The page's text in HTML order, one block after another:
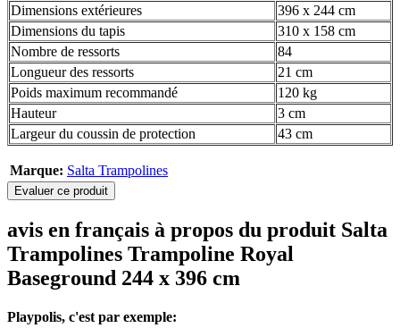
Dimensions extérieures
396 x 244 cm
Dimensions du tapis
310 x 158 cm
Nombre de ressorts
84
Longueur des ressorts
21 cm
Poids maximum recommandé
120 kg
Hauteur
3 cm
Largeur du coussin de protection
43 cm
Marque: Salta Trampolines
Evaluer ce produit
avis en français à propos du produit Salta
Trampolines Trampoline Royal
Baseground 244 x 396 cm
Playpolis, c'est par exemple: